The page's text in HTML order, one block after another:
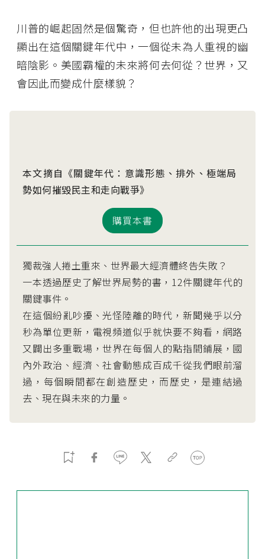
川普的崛起固然是個驚奇，但也許他的出現更凸
顯出在這個關鍵年代中，一個從未為人重視的幽
暗陰影。美國霸權的未來將何去何從？世界，又
會因此而變成什麼樣貌？
本文摘自《關鍵年代：意識形態、排外、極端局
勢如何摧毀民主和走向戰爭》
購買本書
獨裁強人捲土重來、世界最大經濟體終告失敗？
一本透過歷史了解世界局勢的書，12件關鍵年代的
關鍵事件。
在這個紛亂吵擾、光怪陸離的時代，新聞幾乎以分
秒為單位更新，電視頻道似乎就快要不夠看，網路
又闢出多重戰場，世界在每個人的點指間鋪展，國
內外政治、經濟、社會動態成百成千從我們眼前溜
過，每個瞬間都在創造歷史，而歷史，是連結過
去、現在與未來的力量。